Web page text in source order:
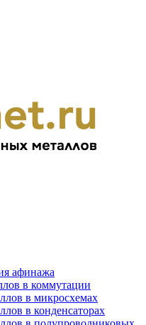
афинажа
в коммутации
в микросхемах
в конденсаторах